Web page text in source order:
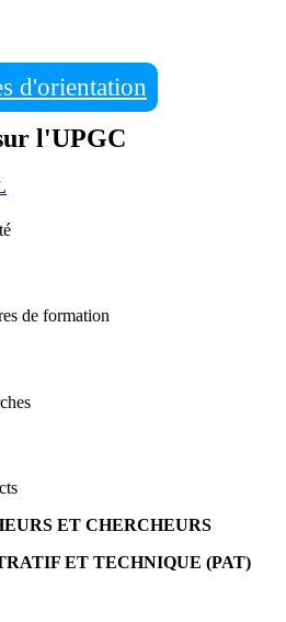
d'orientation
l'UPGC
de formation
ET CHERCHEURS
ET TECHNIQUE (PAT)